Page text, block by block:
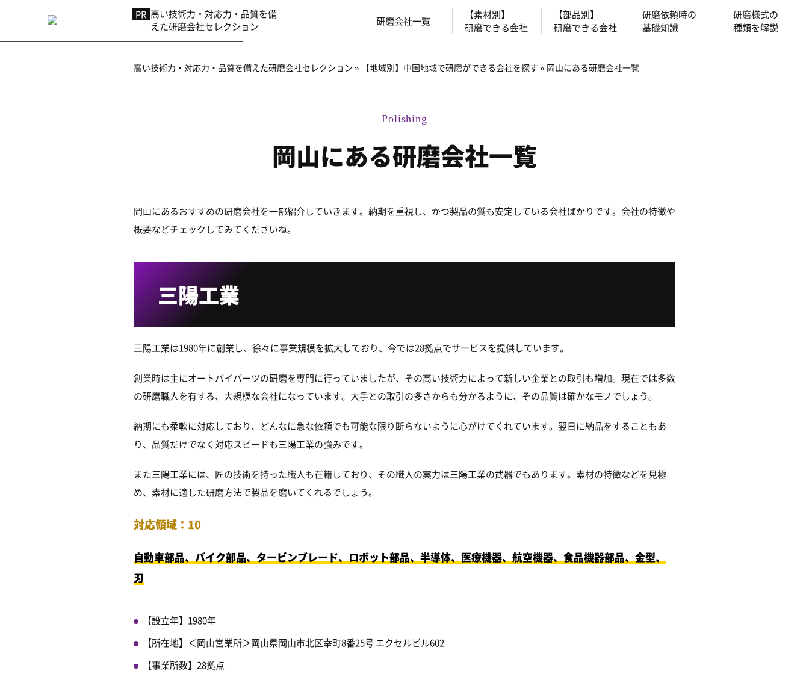
高い技術力・対応力・品質を備
えた研磨会社セレクション
研磨会社一覧
【素材別】
研磨できる会社
【部品別】
研磨できる会社
研磨依頼時の
基礎知識
研磨様式の
種類を解説
高い技術力・対応力・品質を備えた研磨会社セレクション » 【地域別】中国地域で研磨ができる会社を探す » 岡山にある研磨会社一覧
岡山にある研磨会社一覧
岡山にあるおすすめの研磨会社を一部紹介していきます。納期を重視し、かつ製品の質も安定している会社ばかりです。会社の特徴や
概要などチェックしてみてくださいね。
三陽工業
三陽工業は1980年に創業し、徐々に事業規模を拡大しており、今では28拠点でサービスを提供しています。
創業時は主にオートバイパーツの研磨を専門に行っていましたが、その高い技術力によって新しい企業との取引も増加。現在では多数
の研磨職人を有する、大規模な会社になっています。大手との取引の多さからも分かるように、その品質は確かなモノでしょう。
納期にも柔軟に対応しており、どんなに急な依頼でも可能な限り断らないように心がけてくれています。翌日に納品をすることもあ
り、品質だけでなく対応スピードも三陽工業の強みです。
また三陽工業には、匠の技術を持った職人も在籍しており、その職人の実力は三陽工業の武器でもあります。素材の特徴などを見極
め、素材に適した研磨方法で製品を磨いてくれるでしょう。
対応領域：10
自動車部品、バイク部品、タービンブレード、ロボット部品、半導体、医療機器、航空機器、食品機器部品、金型、
刃
【設立年】1980年
【所在地】＜岡山営業所＞岡山県岡山市北区幸町8番25号 エクセルビル602
【事業所数】28拠点